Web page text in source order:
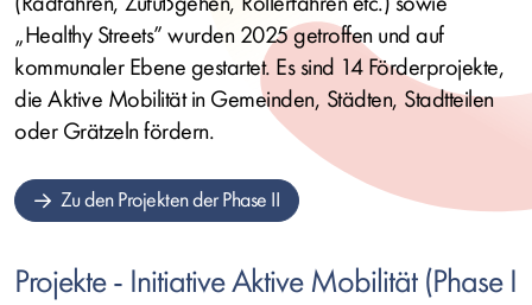
„Healthy Streets” wurden 2025 getroffen und auf
kommunaler Ebene gestartet. Es sind 14 Förderprojekte,
die Aktive Mobilität in Gemeinden, Städten, Stadtteilen
oder Grätzeln fördern.
Zu den Projekten der Phase II
Projekte - Initiative Aktive Mobilität (Phase I